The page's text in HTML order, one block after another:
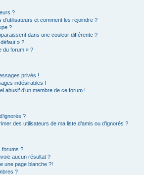
?
et comment les rejoindre ?
?
dans une couleur différente ?
» ?
du forum » ?
privés !
indésirables !
abusif d’un membre de ce forum !
?
des utilisateurs de ma liste d’amis ou d’ignorés ?
forums ?
aucun résultat ?
une page blanche ?!
?